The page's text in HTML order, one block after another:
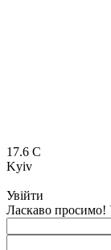
17.6 C
Kyiv
Увійти
Ласкаво просимо!